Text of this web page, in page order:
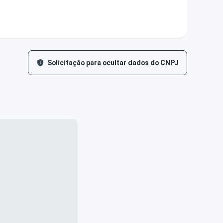
Solicitação para ocultar dados do CNPJ